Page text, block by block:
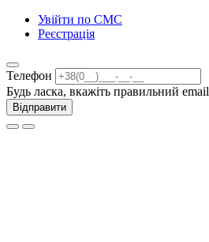
Увійти по СМС
Реєстрація
Телефон
Будь ласка, вкажіть правильний email
Відправити